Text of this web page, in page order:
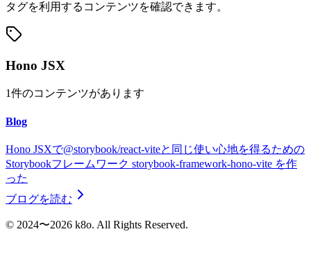
タグを利用するコンテンツを確認できます。
Hono JSX
1件のコンテンツがあります
Blog
Hono JSXで@storybook/react-viteと同じ使い心地を得るための
Storybookフレームワーク storybook-framework-hono-vite を作
った
ブログを読む
©︎ 2024〜2026 k8o. All Rights Reserved.